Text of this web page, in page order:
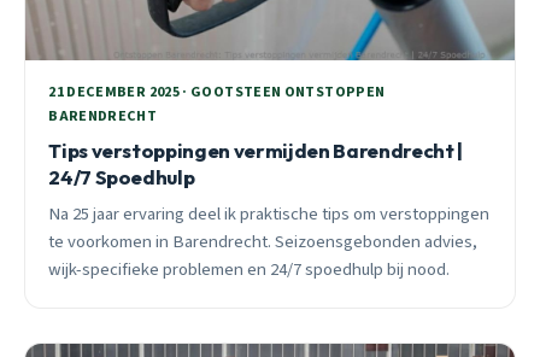
21 DECEMBER 2025 · GOOTSTEEN ONTSTOPPEN
BARENDRECHT
Tips verstoppingen vermijden Barendrecht |
24/7 Spoedhulp
Na 25 jaar ervaring deel ik praktische tips om verstoppingen
te voorkomen in Barendrecht. Seizoensgebonden advies,
wijk-specifieke problemen en 24/7 spoedhulp bij nood.